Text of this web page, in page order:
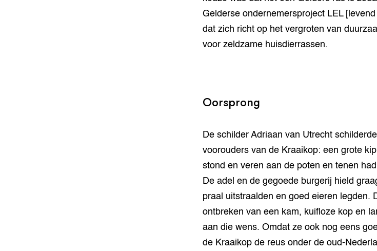
Gelderse ondernemersproject LEL
dat zich richt op het vergroten van
voor zeldzame huisdierrassen.
Oorsprong
De schilder Adriaan van Utrecht
voorouders van de Kraaikop: een grote
stond en veren aan de poten en tenen
De adel en de gegoede burgerij hield
praal uitstraalden en goed eieren legden.
ontbreken van een kam, kuifloze kop en
aan die wens. Omdat ze ook nog eens
de Kraaikop de reus onder de oud-